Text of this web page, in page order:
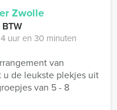
Zwolle
uur en 30 minuten
van
u de leukste plekjes uit
van 5 - 8